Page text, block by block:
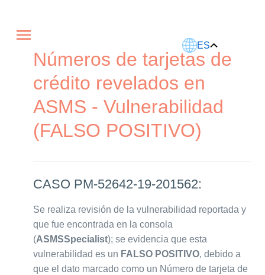
ES
Números de tarjetas de
crédito revelados en
ASMS - Vulnerabilidad
(FALSO POSITIVO)
CASO PM-52642-19-201562:
Se realiza revisión de la vulnerabilidad reportada y
que fue encontrada en la consola
(ASMSSpecialist); se evidencia que esta
vulnerabilidad es un FALSO POSITIVO, debido a
que el dato marcado como un Número de tarjeta de